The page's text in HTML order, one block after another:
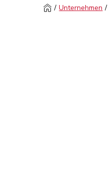
Unternehmen